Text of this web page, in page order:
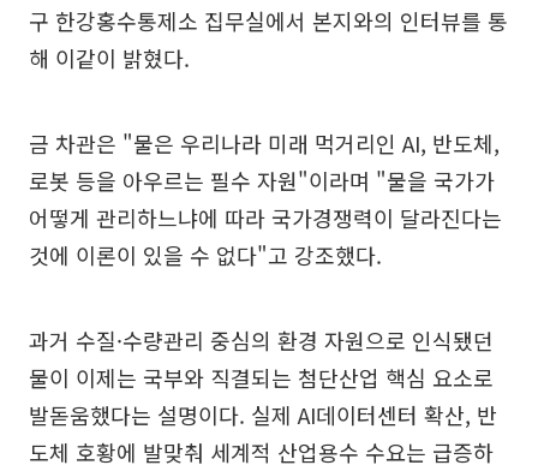
구 한강홍수통제소 집무실에서 본지와의 인터뷰를 통
해 이같이 밝혔다.
금 차관은 "물은 우리나라 미래 먹거리인 AI, 반도체,
로봇 등을 아우르는 필수 자원"이라며 "물을 국가가
어떻게 관리하느냐에 따라 국가경쟁력이 달라진다는
것에 이론이 있을 수 없다"고 강조했다.
과거 수질·수량관리 중심의 환경 자원으로 인식됐던
물이 이제는 국부와 직결되는 첨단산업 핵심 요소로
발돋움했다는 설명이다. 실제 AI데이터센터 확산, 반
도체 호황에 발맞춰 세계적 산업용수 수요는 급증하